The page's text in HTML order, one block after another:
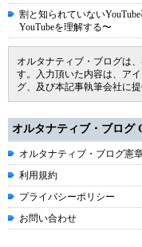
割と知られていない
YouTubeを理解する〜
オルタナティブ・ブログは
す。入力頂いた内容は、ア
グ、及び本記事執筆会社に提
オルタナティブ・ブログ
オルタナティブ・ブログ憲
利用規約
プライバシーポリシー
お問い合わせ